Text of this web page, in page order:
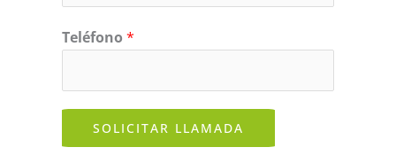
Teléfono *
SOLICITAR LLAMADA